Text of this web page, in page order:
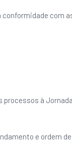
conformidade com
processos à
e ordem